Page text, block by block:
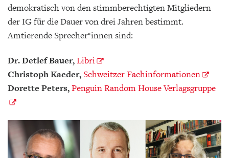
demokratisch von den stimmberechtigten Mitgliedern
der IG für die Dauer von drei Jahren bestimmt.
Amtierende Sprecher*innen sind:
Dr. Detlef Bauer,Libri
Christoph Kaeder,Schweitzer Fachinformationen
Dorette Peters,Penguin Random House Verlagsgruppe